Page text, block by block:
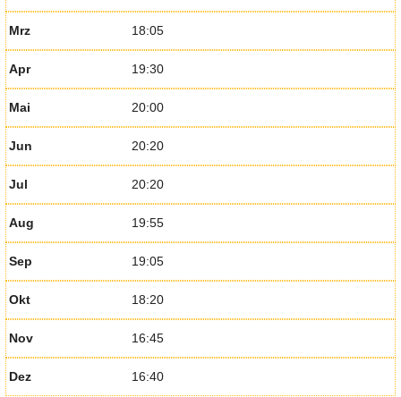
Mrz 18:05
Apr 19:30
Mai 20:00
Jun 20:20
Jul 20:20
Aug 19:55
Sep 19:05
Okt 18:20
Nov 16:45
Dez 16:40